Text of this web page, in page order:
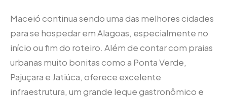
Maceió continua sendo uma das melhores cidades
para se hospedar em Alagoas, especialmente no
início ou fim do roteiro. Além de contar com praias
urbanas muito bonitas como a Ponta Verde,
Pajuçara e Jatiúca, oferece excelente
infraestrutura, um grande leque gastronômico e